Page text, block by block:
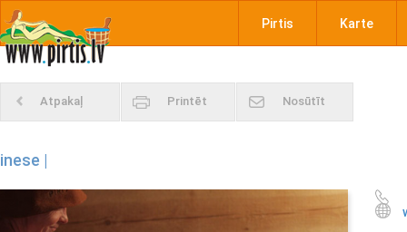
Pirtis Karte
Atpakaļ Printēt Nosūtīt
inese |